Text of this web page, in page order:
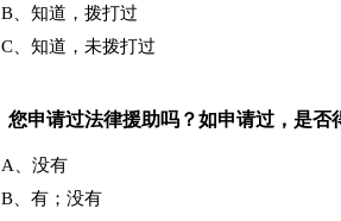
B、知道，拨打过
C、知道，未拨打过
您申请过法律援助吗？如申请过，是否
A、没有
B、有；没有